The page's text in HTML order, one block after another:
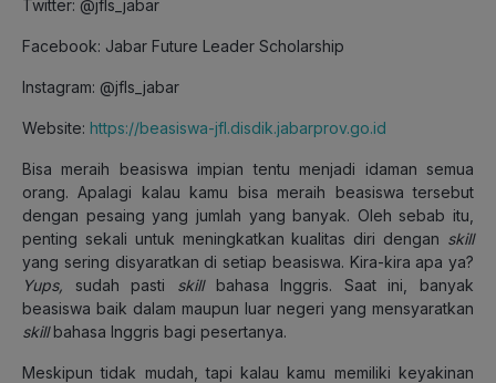
Twitter: @jfls_jabar
Facebook: Jabar Future Leader Scholarship
Instagram: @jfls_jabar
Website: https://beasiswa-jfl.disdik.jabarprov.go.id
Bisa meraih beasiswa impian tentu menjadi idaman semua
orang. Apalagi kalau kamu bisa meraih beasiswa tersebut
dengan pesaing yang jumlah yang banyak. Oleh sebab itu,
penting sekali untuk meningkatkan kualitas diri dengan skill
yang sering disyaratkan di setiap beasiswa. Kira-kira apa ya?
Yups, sudah pasti skillbahasa Inggris. Saat ini, banyak
beasiswa baik dalam maupun luar negeri yang mensyaratkan
skillbahasa Inggris bagi pesertanya.
Meskipun tidak mudah, tapi kalau kamu memiliki keyakinan